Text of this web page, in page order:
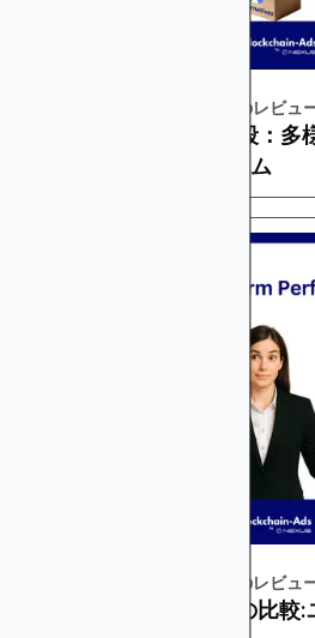
プラットフォームとツールのレビュ
Google広告の代替手段：多
要広告プラットフォーム
プラットフォームとツールのレビュ
CriteoとGoogle広告の比較